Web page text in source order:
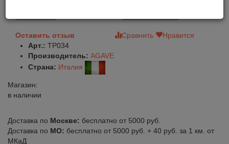
Оставить отзыв Сравнить
Нравится
Арт.: TP034
Производитель: AGAVE
Страна: Италия
Магазин:
в наличии
Доставка по Москве: бесплатно от 5000 руб.
Доставка по МО: бесплатно от 5000 руб. + 40 руб. за 1 км. от
МКаД